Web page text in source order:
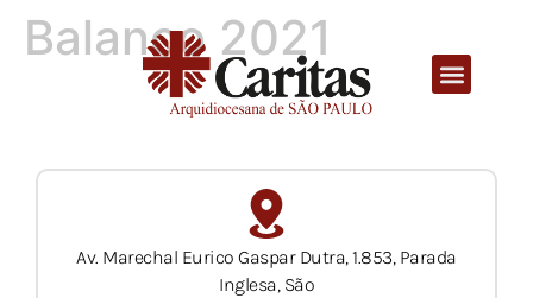
Balanço 2021
Av. Marechal Eurico Gaspar Dutra, 1.853, Parada
Inglesa, São